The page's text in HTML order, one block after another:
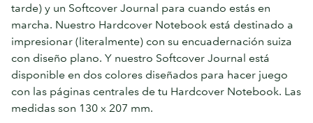
tarde) y un Softcover Journal para cuando estás en
marcha. Nuestro Hardcover Notebook está destinado a
impresionar (literalmente) con su encuadernación suiza
con diseño plano. Y nuestro Softcover Journal está
disponible en dos colores diseñados para hacer juego
con las páginas centrales de tu Hardcover Notebook. Las
medidas son 130 x 207 mm.